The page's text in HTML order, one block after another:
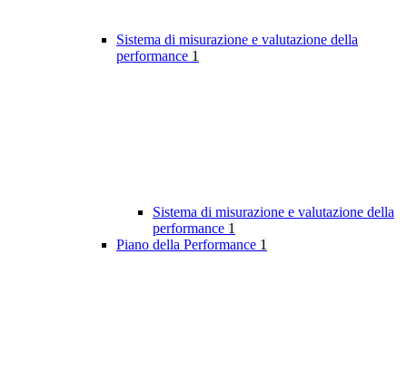
Sistema di misurazione e valutazione della
performance 1
Sistema di misurazione e valutazione della
performance 1
Piano della Performance 1